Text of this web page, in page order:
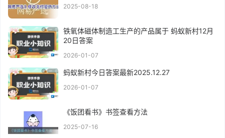
2025-08-18
铁氧体磁体制造工生产的产品属于 蚂蚁新村12月
20日答案
2026-01-07
蚂蚁新村今日答案最新2025.12.27
2026-01-07
《饭团看书》书签查看方法
2025-07-16